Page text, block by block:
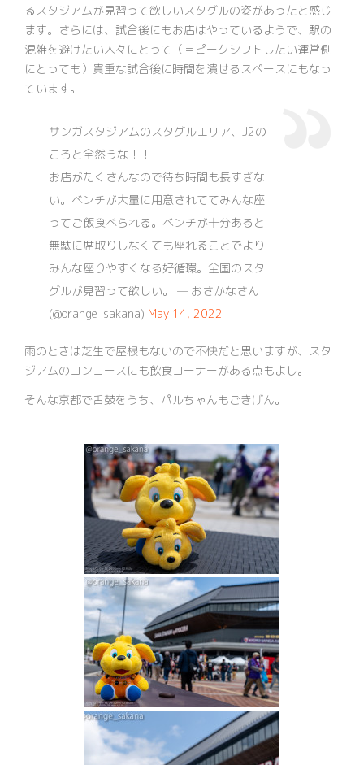
るスタジアムが見習って欲しいスタグルの姿があったと感じ
ます。さらには、試合後にもお店はやっているようで、駅の
混雑を避けたい人々にとって（＝ピークシフトしたい運営側
にとっても）貴重な試合後に時間を潰せるスペースにもなっ
ています。
サンガスタジアムのスタグルエリア、J2の
ころと全然うな！！
お店がたくさんなので待ち時間も長すぎな
い。ベンチが大量に用意されててみんな座
ってご飯食べられる。ベンチが十分あると
無駄に席取りしなくても座れることでより
みんな座りやすくなる好循環。全国のスタ
グルが見習って欲しい。
— おさかなさん
(@orange_sakana) May 14, 2022
雨のときは芝生で屋根もないので不快だと思いますが、スタ
ジアムのコンコースにも飲食コーナーがある点もよし。
そんな京都で舌鼓をうち、パルちゃんもごきげん。